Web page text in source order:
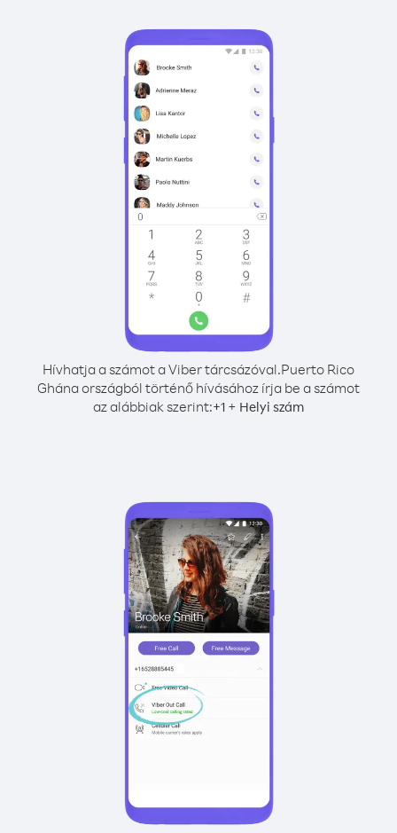
Hívhatja a számot a Viber tárcsázóval.Puerto Rico
Ghána országból történő hívásához írja be a számot
az alábbiak szerint:+1 + Helyi szám